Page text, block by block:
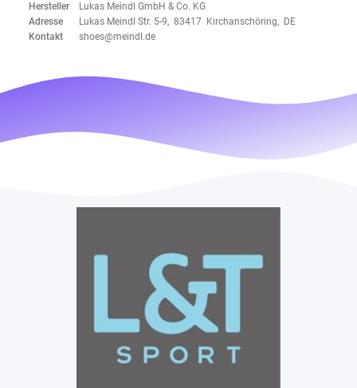
Hersteller
Lukas Meindl GmbH & Co. KG
Adresse
Lukas Meindl Str. 5-9, 83417 Kirchanschöring, DE
Kontakt
shoes@meindl.de